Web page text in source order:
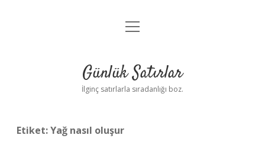
Anasayfa
Yasal Uyarı
menüyü
Günlük Satırlar
İlginç satırlarla sıradanlığı boz.
Etiket:Yağ nasıl oluşur